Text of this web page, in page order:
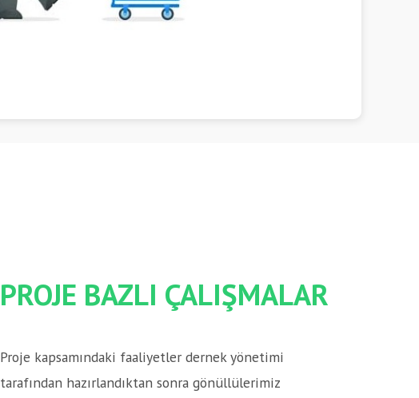
PROJE BAZLI ÇALIŞMALAR
Proje kapsamındaki faaliyetler dernek yönetimi
tarafından hazırlandıktan sonra gönüllülerimiz